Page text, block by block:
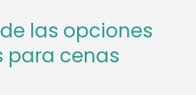
las opciones
para cenas